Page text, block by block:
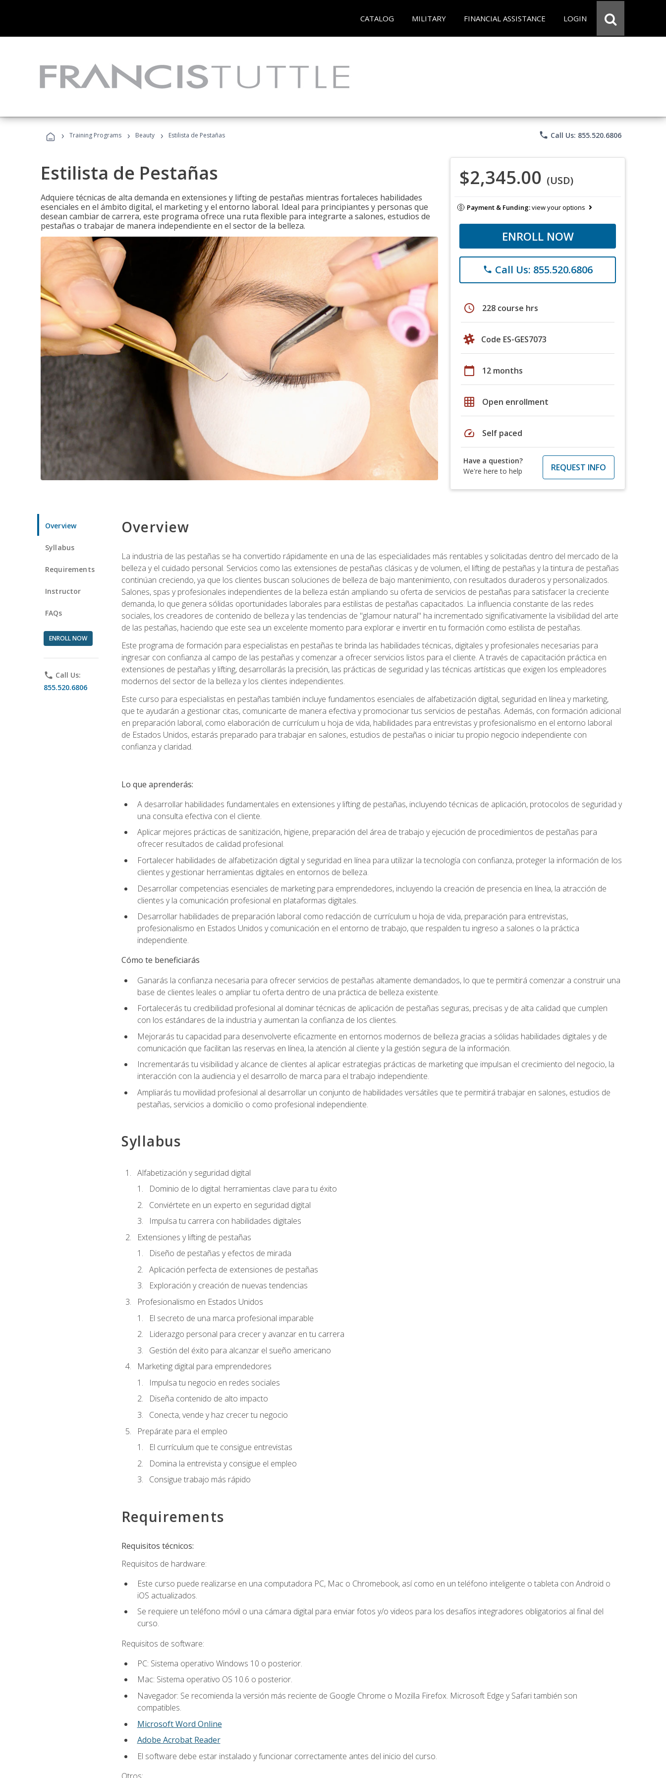
CATALOG MILITARY FINANCIAL ASSISTANCE LOGIN
› Training Programs › Beauty › Estilista de Pestañas phone Call Us: 855.520.6806
Estilista de Pestañas
Adquiere técnicas de alta demanda en extensiones y lifting de pestañas mientras fortaleces habilidades
esenciales en el ámbito digital, el marketing y el entorno laboral. Ideal para principiantes y personas que
desean cambiar de carrera, este programa ofrece una ruta flexible para integrarte a salones, estudios de
pestañas o trabajar de manera independiente en el sector de la belleza.
$2,345.00 (USD)
Payment & Funding:view your options
ENROLL NOW
phone Call Us: 855.520.6806
schedule 228 course hrs
Code ES-GES7073
calendar_today 12 months
grid_on Open enrollment
speed Self paced
Have a question?
We're here to help
REQUEST INFO
Overview
Syllabus
Requirements
Instructor
FAQs
ENROLL NOW
phone Call Us:
855.520.6806
Overview
La industria de las pestañas se ha convertido rápidamente en una de las especialidades más rentables y solicitadas dentro del mercado de la
belleza y el cuidado personal. Servicios como las extensiones de pestañas clásicas y de volumen, el lifting de pestañas y la tintura de pestañas
continúan creciendo, ya que los clientes buscan soluciones de belleza de bajo mantenimiento, con resultados duraderos y personalizados.
Salones, spas y profesionales independientes de la belleza están ampliando su oferta de servicios de pestañas para satisfacer la creciente
demanda, lo que genera sólidas oportunidades laborales para estilistas de pestañas capacitados. La influencia constante de las redes
sociales, los creadores de contenido de belleza y las tendencias de "glamour natural" ha incrementado significativamente la visibilidad del arte
de las pestañas, haciendo que este sea un excelente momento para explorar e invertir en tu formación como estilista de pestañas.
Este programa de formación para especialistas en pestañas te brinda las habilidades técnicas, digitales y profesionales necesarias para
ingresar con confianza al campo de las pestañas y comenzar a ofrecer servicios listos para el cliente. A través de capacitación práctica en
extensiones de pestañas y lifting, desarrollarás la precisión, las prácticas de seguridad y las técnicas artísticas que exigen los empleadores
modernos del sector de la belleza y los clientes independientes.
Este curso para especialistas en pestañas también incluye fundamentos esenciales de alfabetización digital, seguridad en línea y marketing,
que te ayudarán a gestionar citas, comunicarte de manera efectiva y promocionar tus servicios de pestañas. Además, con formación adicional
en preparación laboral, como elaboración de currículum u hoja de vida, habilidades para entrevistas y profesionalismo en el entorno laboral
de Estados Unidos, estarás preparado para trabajar en salones, estudios de pestañas o iniciar tu propio negocio independiente con
confianza y claridad.
Lo que aprenderás:
A desarrollar habilidades fundamentales en extensiones y lifting de pestañas, incluyendo técnicas de aplicación, protocolos de seguridad y
una consulta efectiva con el cliente.
Aplicar mejores prácticas de sanitización, higiene, preparación del área de trabajo y ejecución de procedimientos de pestañas para
ofrecer resultados de calidad profesional.
Fortalecer habilidades de alfabetización digital y seguridad en línea para utilizar la tecnología con confianza, proteger la información de los
clientes y gestionar herramientas digitales en entornos de belleza.
Desarrollar competencias esenciales de marketing para emprendedores, incluyendo la creación de presencia en línea, la atracción de
clientes y la comunicación profesional en plataformas digitales.
Desarrollar habilidades de preparación laboral como redacción de currículum u hoja de vida, preparación para entrevistas,
profesionalismo en Estados Unidos y comunicación en el entorno de trabajo, que respalden tu ingreso a salones o la práctica
independiente.
Cómo te beneficiarás
Ganarás la confianza necesaria para ofrecer servicios de pestañas altamente demandados, lo que te permitirá comenzar a construir una
base de clientes leales o ampliar tu oferta dentro de una práctica de belleza existente.
Fortalecerás tu credibilidad profesional al dominar técnicas de aplicación de pestañas seguras, precisas y de alta calidad que cumplen
con los estándares de la industria y aumentan la confianza de los clientes.
Mejorarás tu capacidad para desenvolverte eficazmente en entornos modernos de belleza gracias a sólidas habilidades digitales y de
comunicación que facilitan las reservas en línea, la atención al cliente y la gestión segura de la información.
Incrementarás tu visibilidad y alcance de clientes al aplicar estrategias prácticas de marketing que impulsan el crecimiento del negocio, la
interacción con la audiencia y el desarrollo de marca para el trabajo independiente.
Ampliarás tu movilidad profesional al desarrollar un conjunto de habilidades versátiles que te permitirá trabajar en salones, estudios de
pestañas, servicios a domicilio o como profesional independiente.
Syllabus
Alfabetización y seguridad digital
Dominio de lo digital: herramientas clave para tu éxito
Conviértete en un experto en seguridad digital
Impulsa tu carrera con habilidades digitales
Extensiones y lifting de pestañas
Diseño de pestañas y efectos de mirada
Aplicación perfecta de extensiones de pestañas
Exploración y creación de nuevas tendencias
Profesionalismo en Estados Unidos
El secreto de una marca profesional imparable
Liderazgo personal para crecer y avanzar en tu carrera
Gestión del éxito para alcanzar el sueño americano
Marketing digital para emprendedores
Impulsa tu negocio en redes sociales
Diseña contenido de alto impacto
Conecta, vende y haz crecer tu negocio
Prepárate para el empleo
El currículum que te consigue entrevistas
Domina la entrevista y consigue el empleo
Consigue trabajo más rápido
Requirements
Requisitos técnicos:
Requisitos de hardware:
Este curso puede realizarse en una computadora PC, Mac o Chromebook, así como en un teléfono inteligente o tableta con Android o
iOS actualizados.
Se requiere un teléfono móvil o una cámara digital para enviar fotos y/o videos para los desafíos integradores obligatorios al final del
curso.
Requisitos de software:
PC: Sistema operativo Windows 10 o posterior.
Mac: Sistema operativo OS 10.6 o posterior.
Navegador: Se recomienda la versión más reciente de Google Chrome o Mozilla Firefox. Microsoft Edge y Safari también son
compatibles.
Microsoft Word Online
Adobe Acrobat Reader
El software debe estar instalado y funcionar correctamente antes del inicio del curso.